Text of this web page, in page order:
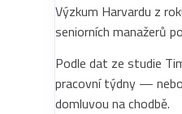
Výzkum Harvardu z
seniorních manažerů
Podle dat ze studie
pracovní týdny —
domluvou na chodbě.